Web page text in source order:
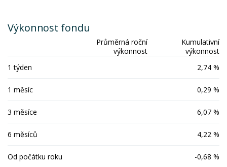
Výkonnost fondu
Průměrná roční
výkonnost
Kumulativní
výkonnost
1 týden
2,74 %
1 měsíc 0,29 %
3 měsíce 6,07 %
6 měsíců 4,22 %
Od počátku roku -0,68 %